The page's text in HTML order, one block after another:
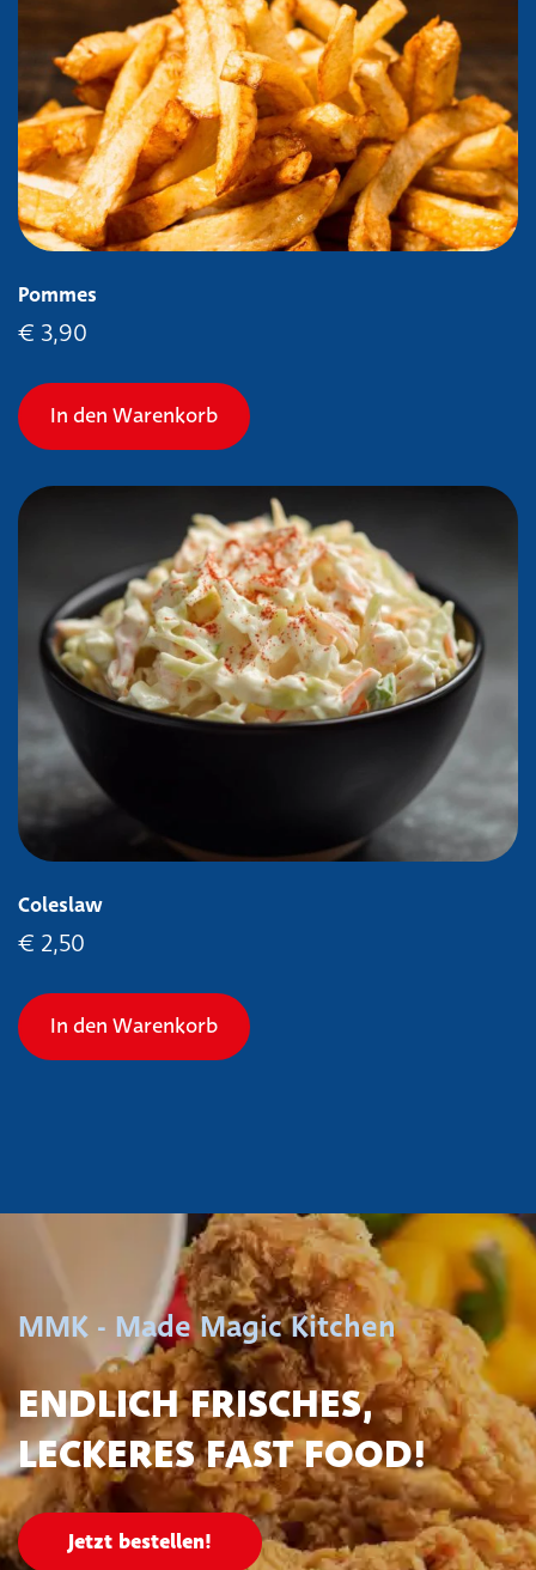
Pommes
€ 3,90
In den Warenkorb
Coleslaw
€ 2,50
In den Warenkorb
MMK - Made Magic Kitchen
ENDLICH FRISCHES,
LECKERES FAST FOOD!
Jetzt bestellen!